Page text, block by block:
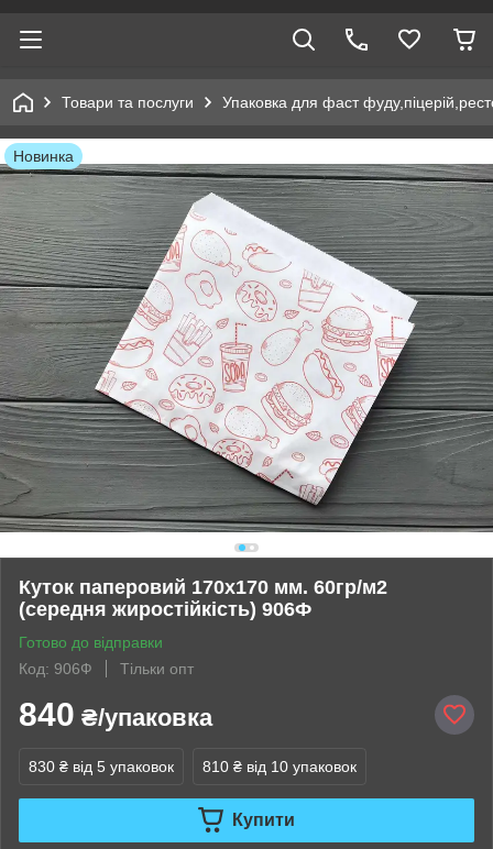
Товари та послуги Упаковка для фаст
Новинка
Куток паперовий 170х170 мм. 60гр/м2
(середня жиростійкість) 906Ф
Готово до відправки
Код: 906Ф
Тільки опт
840 ₴/упаковка
830 ₴ від 5 упаковок 810 ₴ від 10 упаковок
Купити